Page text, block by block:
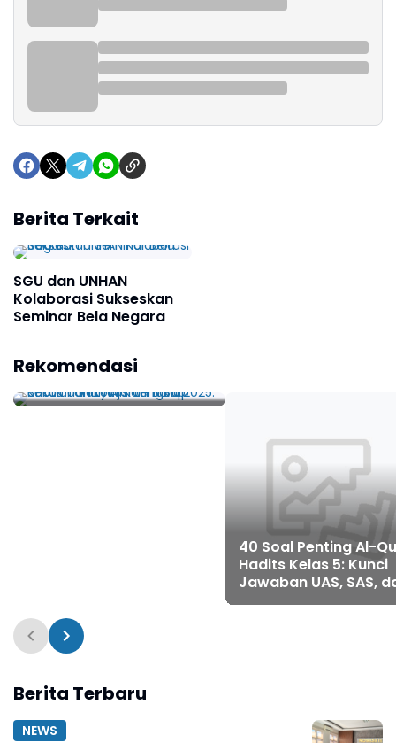
Berita Terkait
SGU dan UNHAN
Kolaborasi Sukseskan
Seminar Bela Negara
Rekomendasi
Siap Untuk Tahun Ajaran
Lokasi Lengkap
40 Soal Penting Al-
Hadits Kelas 5: Kunci
Jawaban UAS, SAS,
PAT Kurikulum
Berita Terbaru
NEWS